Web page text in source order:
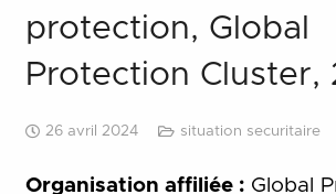
protection, Global
Protection Cluster,
26 avril 2024 situation securitaire
Organisation affiliée : Global